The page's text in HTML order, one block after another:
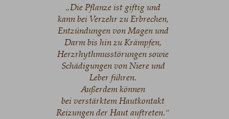
„Die Pflanze ist giftig und
kann bei Verzehr zu Erbrechen,
Entzündungen von Magen und
Darm bis hin zu Krämpfen,
Herzrhythmusstörungen sowie
Schädigungen von Niere und
Leber führen.
Außerdem können
bei verstärktem Hautkontakt
Reizungen der Haut auftreten.“